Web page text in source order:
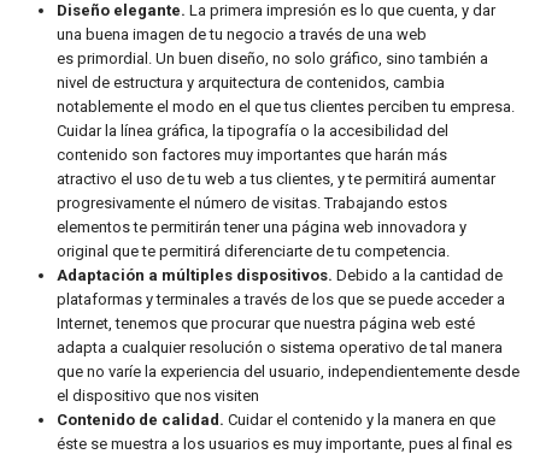
Diseño elegante. La primera impresión es lo que cuenta, y dar
una buena imagen de tu negocio a través de una web
es primordial. Un buen diseño, no solo gráfico, sino también a
nivel de estructura y arquitectura de contenidos, cambia
notablemente el modo en el que tus clientes perciben tu empresa.
Cuidar la línea gráfica, la tipografía o la accesibilidad del
contenido son factores muy importantes que harán más
atractivo el uso de tu web a tus clientes, y te permitirá aumentar
progresivamente el número de visitas. Trabajando estos
elementos te permitirán tener una página web innovadora y
original que te permitirá diferenciarte de tu competencia.
Adaptación a múltiples dispositivos. Debido a la cantidad de
plataformas y terminales a través de los que se puede acceder a
Internet, tenemos que procurar que nuestra página web esté
adapta a cualquier resolución o sistema operativo de tal manera
que no varíe la experiencia del usuario, independientemente desde
el dispositivo que nos visiten
Contenido de calidad. Cuidar el contenido y la manera en que
éste se muestra a los usuarios es muy importante, pues al final es